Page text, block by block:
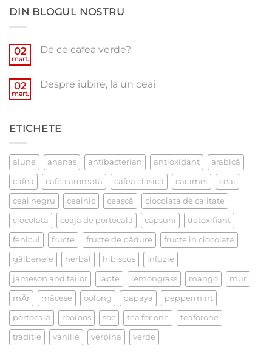
DIN BLOGUL NOSTRU
02
mart.
De ce cafea verde?
De
02
mart.
Despre iubire, la un ceai
iubire,
ETICHETE
alune ananas antibacterian antioxidant arabică
cafea cafea aromată cafea clasică caramel ceai
ceai negru ceainic ceaşcă ciocolata de calitate
ciocolată coajă de portocală căpşuni detoxifiant
fenicul fructe fructe de pădure fructe in ciocolata
gălbenele herbal hibiscus infuzie
jameson and tailor lapte lemongrass mango mur
mÄr măceşe oolong papaya peppermint
portocală rooibos soc tea for one teaforone
tradiţie vanilie verbina verde